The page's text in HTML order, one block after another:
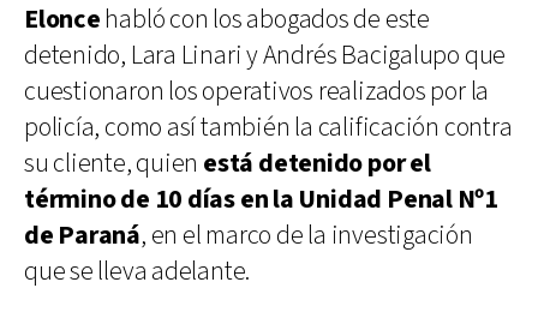
Eloncehabló con los abogados de este
detenido, Lara Linari y Andrés Bacigalupo que
cuestionaron los operativos realizados por la
policía, como así también la calificación contra
su cliente, quien está detenido por el
término de 10 días en la Unidad Penal Nº1
de Paraná, en el marco de la investigación
que se lleva adelante.